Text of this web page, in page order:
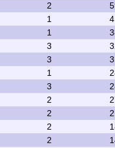
2
1
1
3
3
1
3
2
2
2
2